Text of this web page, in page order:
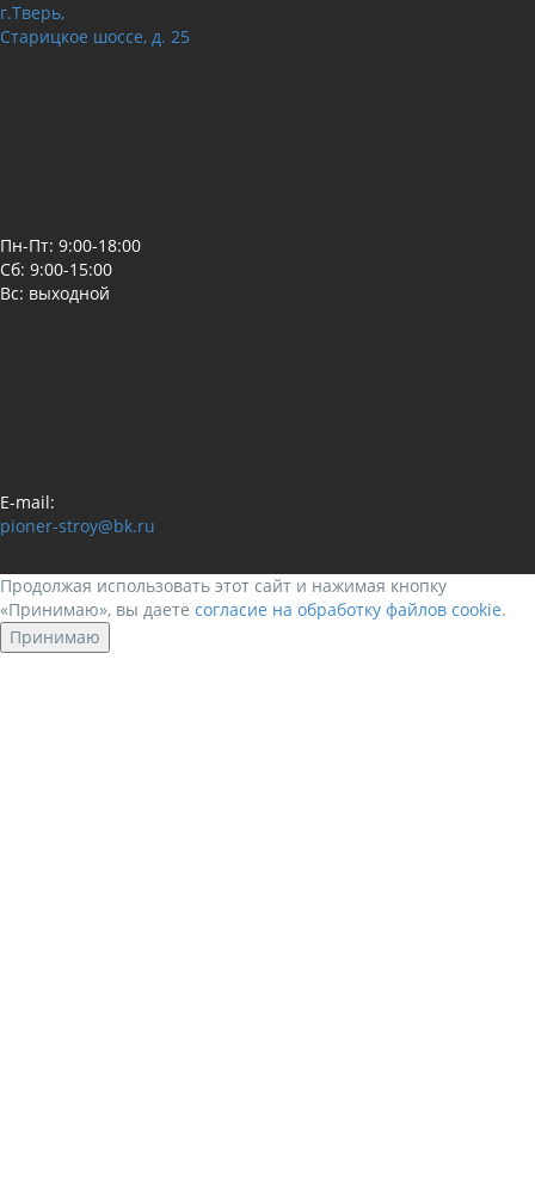
г.Тверь,
Старицкое шоссе, д. 25
Пн-Пт: 9:00-18:00
Сб: 9:00-15:00
Вс: выходной
E-mail:
pioner-stroy@bk.ru
Продолжая использовать этот сайт и нажимая кнопку
«Принимаю», вы даете согласие на обработку файлов cookie.
Принимаю